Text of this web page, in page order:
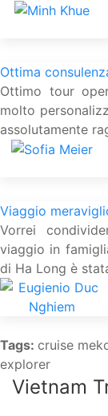
Ottima
Ottimo tour
molto
assolutamente
Viaggio
Vorrei
viaggio in
di Ha Long è
Tags: cruise
explorer
Vietnam